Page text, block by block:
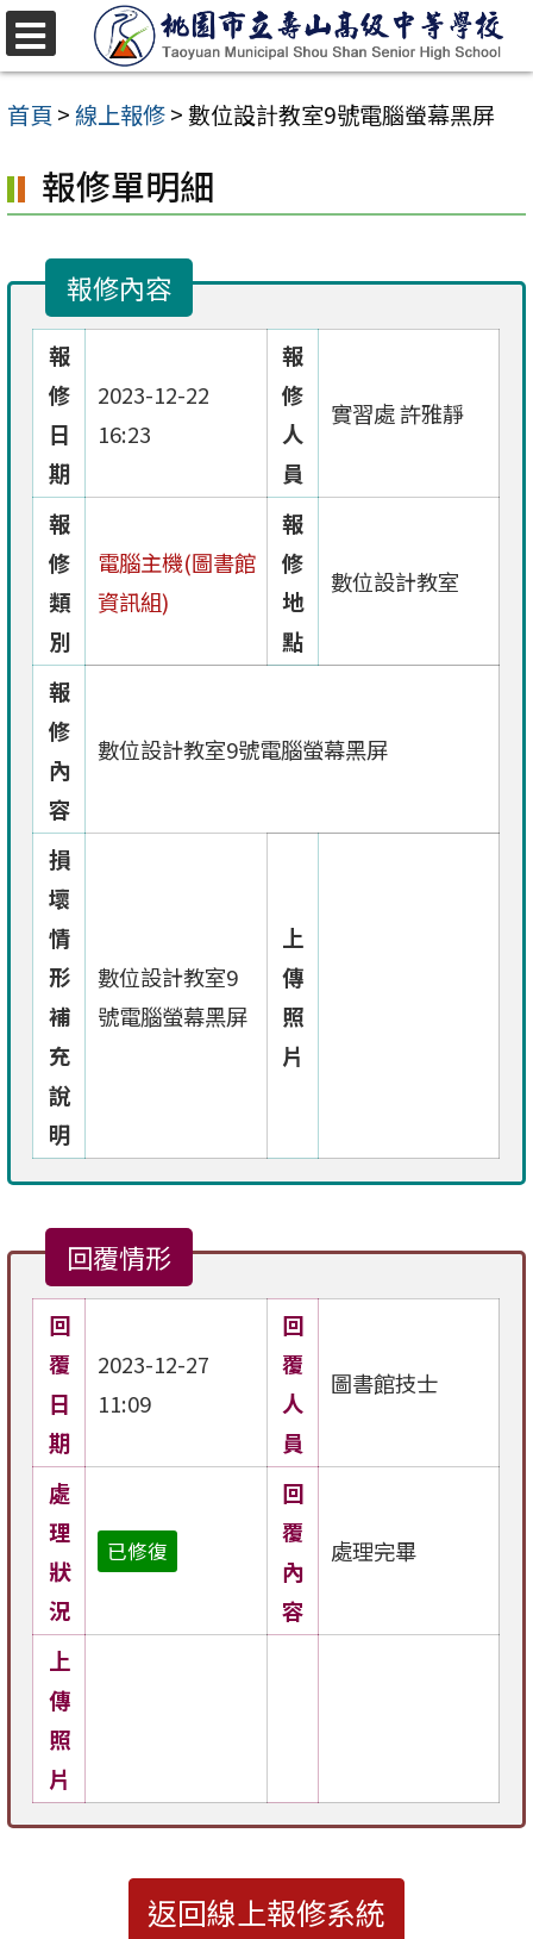
跳
至
主
內
容
首頁 >線上報修>數位設計教室9號電腦螢幕黑屏
報修單明細
報修內容
報
修
日
期
2023-12-22
16:23
報
修
人
員
實習處 許雅靜
報
修
類
別
電腦主機(圖書館
資訊組)
報
修
地
點
數位設計教室
報
修
內
容
數位設計教室9號電腦螢幕黑屏
損
壞
情
形
補
充
說
明
數位設計教室9
號電腦螢幕黑屏
上
傳
照
片
回覆情形
回
覆
日
期
2023-12-27
11:09
回
覆
人
員
圖書館技士
處
理
狀
況
已修復
回
覆
內
容
處理完畢
上
傳
照
片
返回線上報修系統
選
單